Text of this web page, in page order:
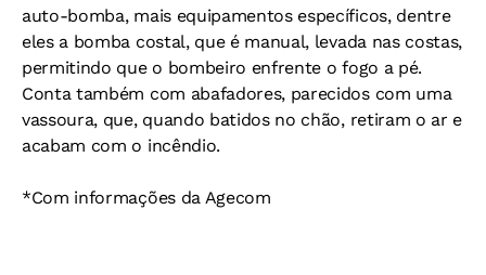
auto-bomba, mais equipamentos específicos, dentre
eles a bomba costal, que é manual, levada nas costas,
permitindo que o bombeiro enfrente o fogo a pé.
Conta também com abafadores, parecidos com uma
vassoura, que, quando batidos no chão, retiram o ar e
acabam com o incêndio.
*Com informações da Agecom